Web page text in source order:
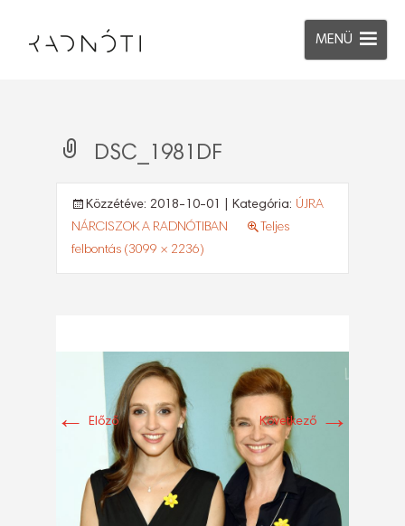
MENÜ
DSC_1981DF
Közzétéve: 2018-10-01 | Kategória: ÚJRA
NÁRCISZOK A RADNÓTIBAN
Teljes
felbontás (3099 × 2236)
← Előző Következő →